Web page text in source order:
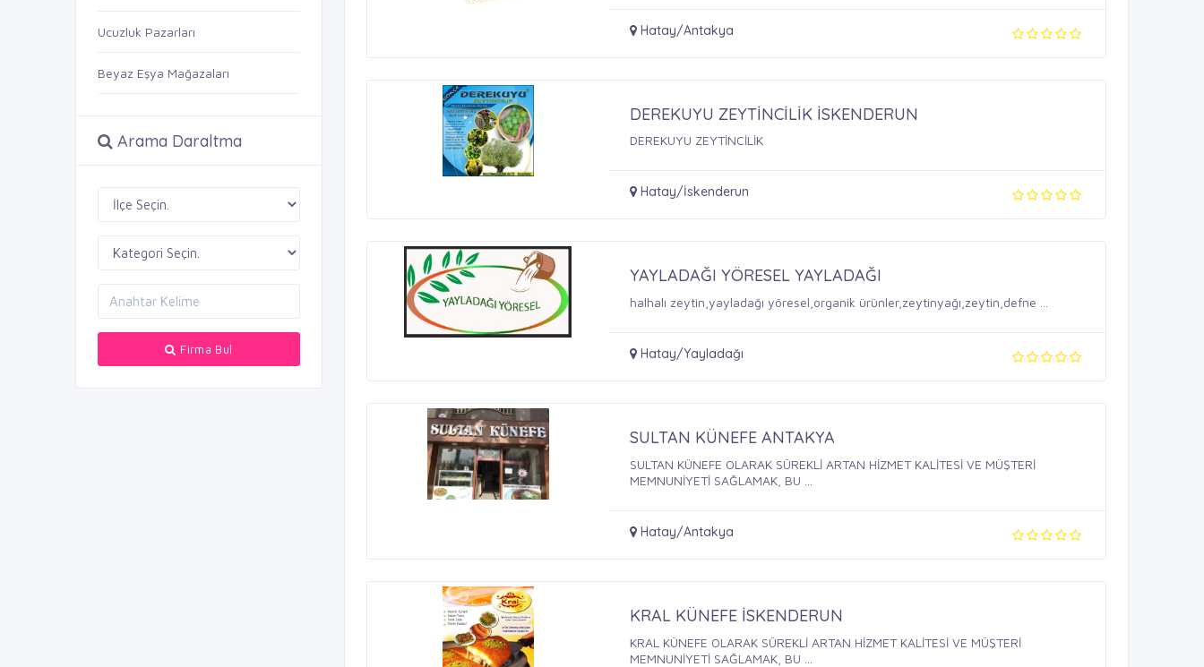
Ucuzluk Pazarları
Beyaz Eşya Mağazaları
Arama Daraltma
Firma Bul
Hatay/Antakya
DEREKUYU ZEYTİNCİLİK İSKENDERUN
DEREKUYU ZEYTİNCİLİK
Hatay/İskenderun
YAYLADAĞI YÖRESEL YAYLADAĞI
halhalı zeytin,yayladağı yöresel,organik ürünler,zeytinyağı,zeytin,defne ...
Hatay/Yayladağı
SULTAN KÜNEFE ANTAKYA
SULTAN KÜNEFE OLARAK SÜREKLİ ARTAN HİZMET KALİTESİ VE MÜŞTERİ
MEMNUNİYETİ SAĞLAMAK, BU ...
Hatay/Antakya
KRAL KÜNEFE İSKENDERUN
KRAL KÜNEFE OLARAK SÜREKLİ ARTAN HİZMET KALİTESİ VE MÜŞTERİ
MEMNUNİYETİ SAĞLAMAK, BU ...